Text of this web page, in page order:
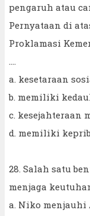
pengaruh atau
Pernyataan di
Proklamasi
....
a. kesetaraan
b. memiliki
c. kesejahteraan
d. memiliki
28. Salah satu
menjaga
a. Niko